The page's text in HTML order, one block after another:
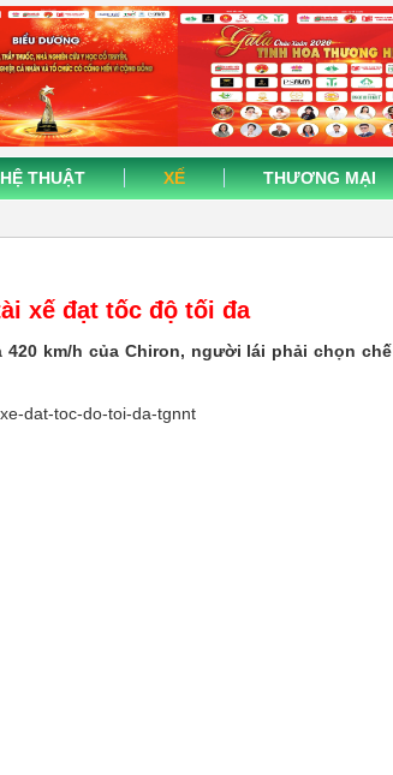
THUẬT XẾ THƯƠNG MẠI
xế đạt tốc độ tối đa
km/h của Chiron, người lái phải chọn chế